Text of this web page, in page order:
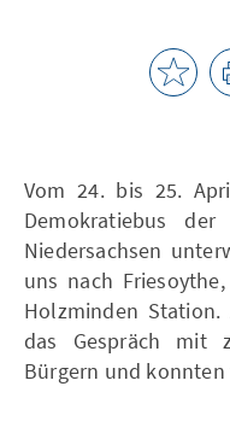
Vom 24. bis 25.
Demokratiebus der
Niedersachsen
uns nach
Holzminden
das Gespräch mit
Bürgern und